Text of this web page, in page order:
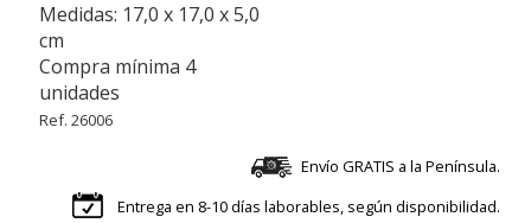
Medidas: 17,0 x 17,0 x 5,0
cm
Compra mínima 4
unidades
Ref. 26006
Envío GRATIS a la Península.
Entrega en 8-10 días laborables, según disponibilidad.